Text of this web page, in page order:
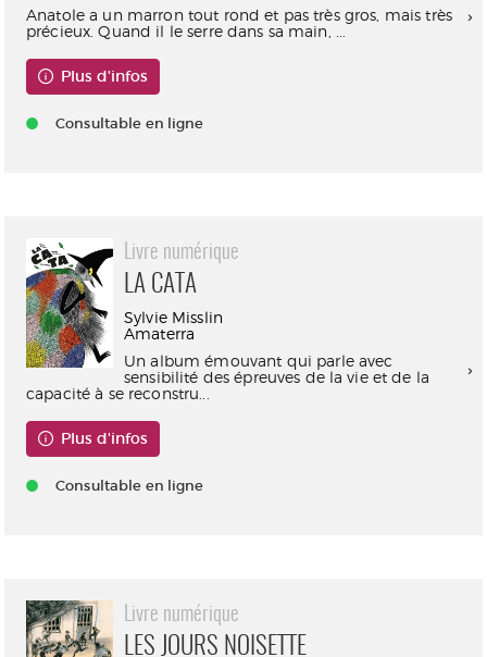
Anatole a un marron tout rond et pas très gros, mais très
précieux. Quand il le serre dans sa main, ...
Plus d'infos
Consultable en ligne
Livre numérique
LA CATA
Sylvie Misslin
Amaterra
Un album émouvant qui parle avec
sensibilité des épreuves de la vie et de la
capacité à se reconstru...
Plus d'infos
Consultable en ligne
Livre numérique
LES JOURS NOISETTE